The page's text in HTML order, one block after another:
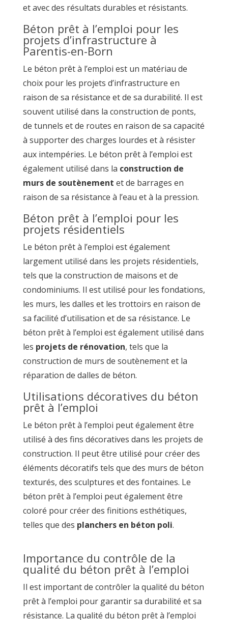
et avec des résultats durables et résistants.
Béton prêt à l’emploi pour les
projets d’infrastructure à
Parentis-en-Born
Le béton prêt à l’emploi est un matériau de
choix pour les projets d’infrastructure en
raison de sa résistance et de sa durabilité. Il est
souvent utilisé dans la construction de ponts,
de tunnels et de routes en raison de sa capacité
à supporter des charges lourdes et à résister
aux intempéries. Le béton prêt à l’emploi est
également utilisé dans la construction de
murs de soutènement et de barrages en
raison de sa résistance à l’eau et à la pression.
Béton prêt à l’emploi pour les
projets résidentiels
Le béton prêt à l’emploi est également
largement utilisé dans les projets résidentiels,
tels que la construction de maisons et de
condominiums. Il est utilisé pour les fondations,
les murs, les dalles et les trottoirs en raison de
sa facilité d’utilisation et de sa résistance. Le
béton prêt à l’emploi est également utilisé dans
les projets de rénovation, tels que la
construction de murs de soutènement et la
réparation de dalles de béton.
Utilisations décoratives du béton
prêt à l’emploi
Le béton prêt à l’emploi peut également être
utilisé à des fins décoratives dans les projets de
construction. Il peut être utilisé pour créer des
éléments décoratifs tels que des murs de béton
texturés, des sculptures et des fontaines. Le
béton prêt à l’emploi peut également être
coloré pour créer des finitions esthétiques,
telles que des planchers en béton poli.
Importance du contrôle de la
qualité du béton prêt à l’emploi
Il est important de contrôler la qualité du béton
prêt à l’emploi pour garantir sa durabilité et sa
résistance. La qualité du béton prêt à l’emploi